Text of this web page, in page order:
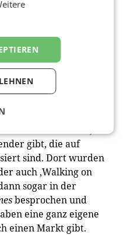
der finanziellen
stattfindet, wie
Inhalten. Oder
Serien, wo für die TV-
Aufwand
wir durch andere
Einzigartigkeit der
aber auch durch eine
der Figuren. Wir
Inhalte in die USA, wo
gibt, die auf
sind. Dort wurden
auch ‚Walking on
sogar in der
besprochen und
eine ganz eigene
einen Markt gibt.